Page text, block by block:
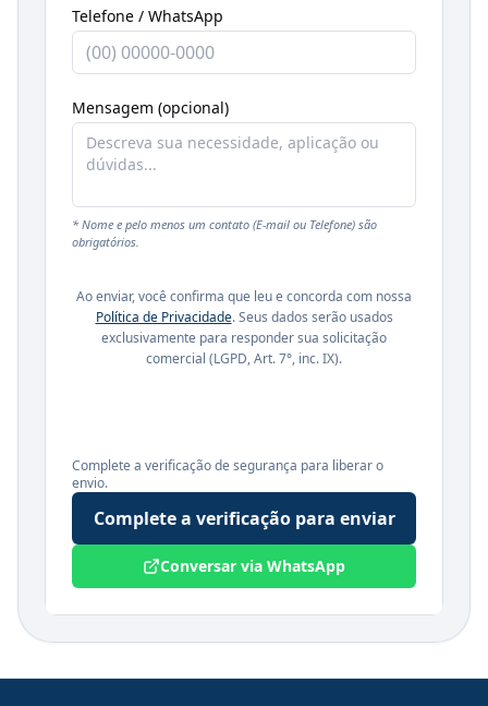
Telefone / WhatsApp
Mensagem (opcional)
* Nome e pelo menos um contato (E-mail ou Telefone) são
obrigatórios.
Ao enviar, você confirma que leu e concorda com nossa
Política de Privacidade. Seus dados serão usados
exclusivamente para responder sua solicitação
comercial (LGPD, Art. 7°, inc. IX).
Complete a verificação de segurança para liberar o
envio.
Complete a verificação para enviar
Conversar via WhatsApp